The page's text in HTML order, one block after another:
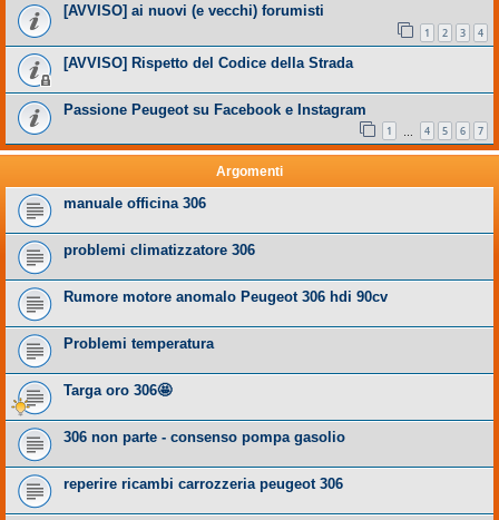
[AVVISO] ai nuovi (e vecchi) forumisti
1 2 3 4
[AVVISO] Rispetto del Codice della Strada
Passione Peugeot su Facebook e Instagram
1 4 5 6 7
Argomenti
manuale officina 306
problemi climatizzatore 306
Rumore motore anomalo Peugeot 306 hdi 90cv
Problemi temperatura
Targa oro 306🤩
306 non parte - consenso pompa gasolio
reperire ricambi carrozzeria peugeot 306